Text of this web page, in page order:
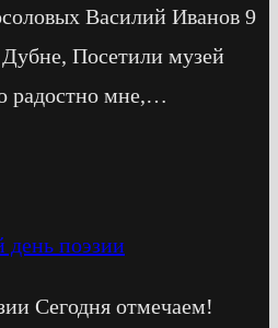
Василий Иванов 9
Посетили музей
радостно мне,…
поэзии
Сегодня отмечаем!